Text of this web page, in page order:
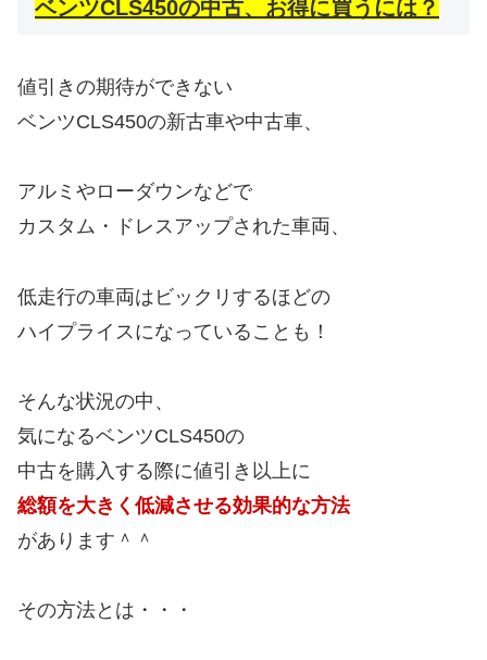
ベンツCLS450の中古、お得に買うには？
値引きの期待ができない
ベンツCLS450の新古車や中古車、
アルミやローダウンなどで
カスタム・ドレスアップされた車両、
低走行の車両はビックリするほどの
ハイプライスになっていることも！
そんな状況の中、
気になるベンツCLS450の
中古を購入する際に値引き以上に
総額を大きく低減させる効果的な方法
があります＾＾
その方法とは・・・